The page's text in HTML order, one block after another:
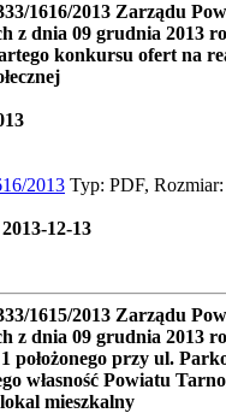
1616/2013 Zarządu
z dnia 09 grudnia 2013
konkursu ofert na
2013 Typ: PDF,
2013-12-13
1615/2013 Zarządu
z dnia 09 grudnia 2013
położonego przy ul.
własność Powiatu
mieszkalny